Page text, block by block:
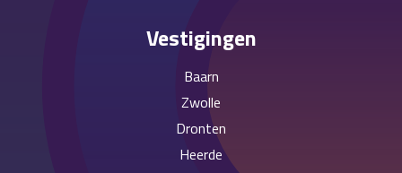
Vestigingen
Baarn
Zwolle
Dronten
Heerde